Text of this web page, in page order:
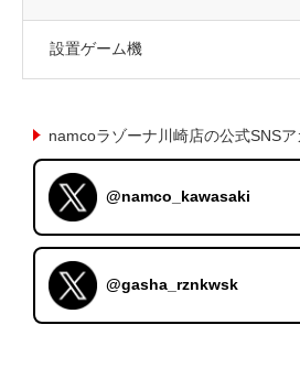
設置ゲーム機
namcoラゾーナ川崎店の公式SNSア
@namco_kawasaki
@gasha_rznkwsk